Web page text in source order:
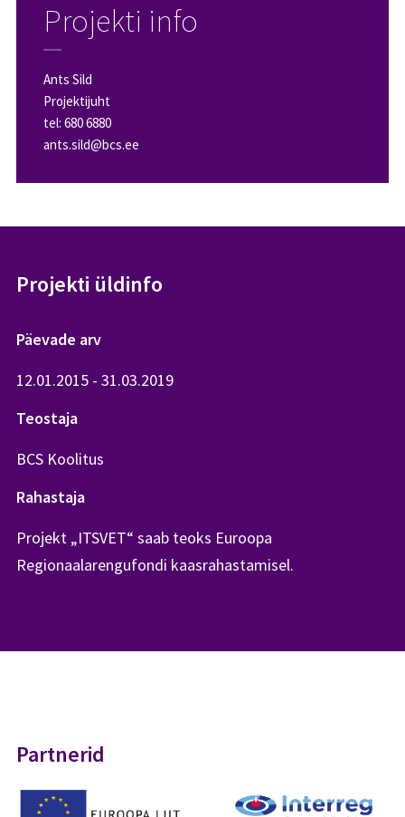
Projekti info
Ants Sild
Projektijuht
tel: 680 6880
ants.sild@bcs.ee
Projekti üldinfo
Päevade arv
12.01.2015 - 31.03.2019
Teostaja
BCS Koolitus
Rahastaja
Projekt „ITSVET“ saab teoks Euroopa
Regionaalarengufondi kaasrahastamisel.
Partnerid